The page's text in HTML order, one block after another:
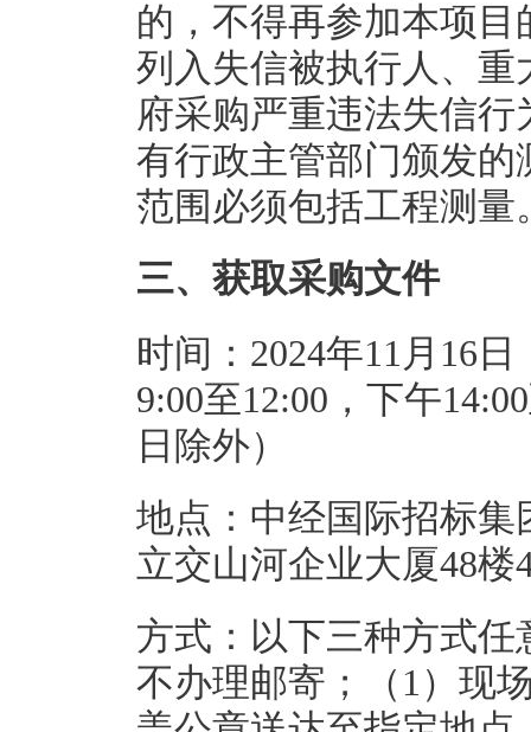
的，不得再参加本项
列入失信被执行人、
府采购严重违法失信
有行政主管部门颁发
范围必须包括工程测量
三、获取采购文件
时间：2024年11月16
9:00至12:00，下午
日除外）
地点：中经国际招标
立交山河企业大厦48楼
方式：以下三种方式
不办理邮寄；（1）现